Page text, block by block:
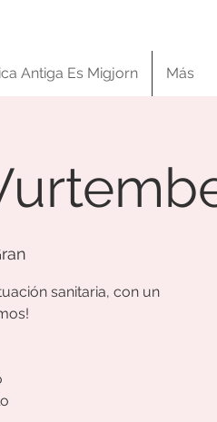
Antiga Es Migjorn Más
sanitaria, con un